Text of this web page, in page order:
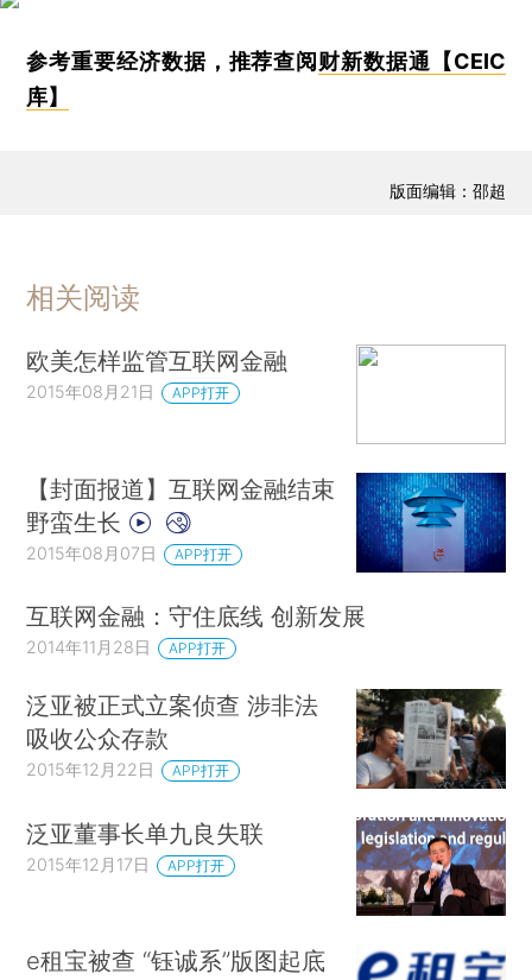
参考重要经济数据，推荐查阅财新数据通【CEIC
库】
版面编辑：邵超
相关阅读
欧美怎样监管互联网金融
2015年08月21日 APP打开
【封面报道】互联网金融结束
野蛮生长
2015年08月07日 APP打开
互联网金融：守住底线 创新发展
2014年11月28日 APP打开
泛亚被正式立案侦查 涉非法
吸收公众存款
2015年12月22日 APP打开
泛亚董事长单九良失联
2015年12月17日 APP打开
e租宝被查 “钰诚系”版图起底